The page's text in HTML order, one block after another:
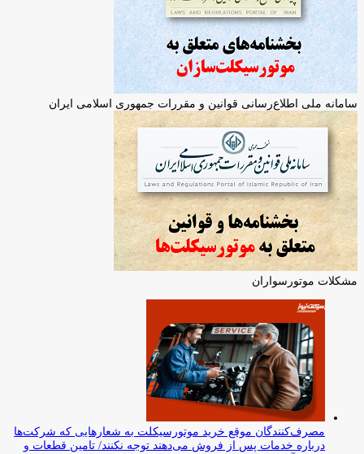
سامانه ملی اطلاع‌رسانی قوانین و مقررات جمهوری اسلامی ایران
مشکلات موتورسواران
مصرف‌کنندگان موقع خرید موتورسیکلت به شعارهایی که شرکت‌ها
درباره خدمات پس از فروش می‌دهند توجه نکنند/ تامین قطعات و